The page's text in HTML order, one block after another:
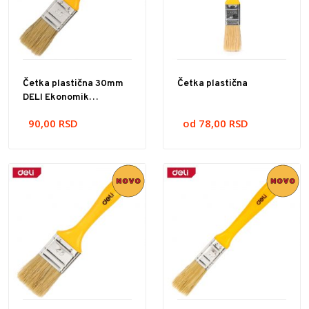
Četka plastična 30mm
DELI Ekonomik
90,00 RSD
Četka plastična
od 78,00 RSD